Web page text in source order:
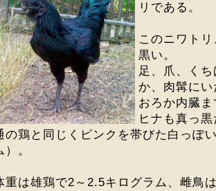
リである。
このニワト
黒い。
足、爪、く
か、肉髯に
おろか内臓
ヒナも真っ
の鶏と同じくピンクを帯びた白っぽ
）。
重は雄鶏で2～2.5キログラム、雌鳥